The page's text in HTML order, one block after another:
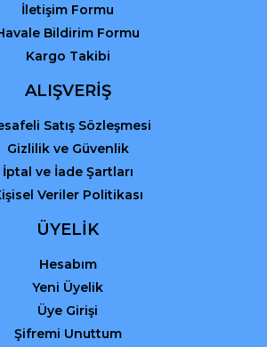
Gönder
İletişim Formu
Bildirim Formu
Kargo Takibi
ALIŞVERİŞ
Satış Sözleşmesi
Gizlilik ve Güvenlik
İptal ve İade Şartları
Veriler Politikası
ÜYELİK
Hesabım
Yeni Üyelik
Üye Girişi
Şifremi Unuttum